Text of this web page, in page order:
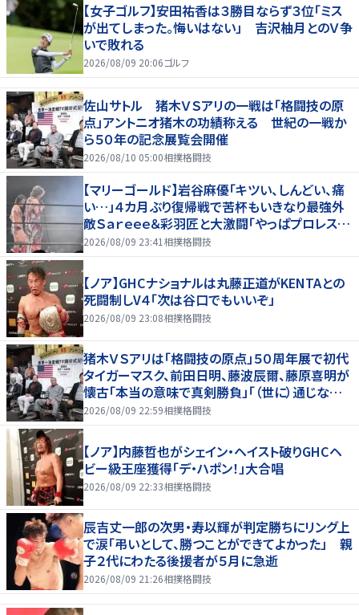
【女子ゴルフ】安田祐香は３勝目ならず３位「ミス
が出てしまった。悔いはない」 吉沢柚月とのＶ争
いで敗れる
2026/08/09 20:06ゴルフ
佐山サトル 猪木ＶＳアリの一戦は「格闘技の原
点」アントニオ猪木の功績称える 世紀の一戦か
ら５０年の記念展覧会開催
2026/08/10 05:00相撲格闘技
【マリーゴールド】岩谷麻優「キツい、しんどい、痛
い…」４カ月ぶり復帰戦で苦杯もいきなり最強外
敵Ｓａｒｅｅｅ＆彩羽匠と大激闘「やっぱプロレス大
好き」
2026/08/09 23:41 相撲格闘技
【ノア】GHCナショナルは丸藤正道がKENTAとの
死闘制しV４「次は谷口でもいいぞ」
2026/08/09 23:08相撲格闘技
猪木ＶＳアリは「格闘技の原点」５０周年展で初代
タイガーマスク、前田日明、藤波辰爾、藤原喜明が
懐古「本当の意味で真剣勝負」「（世に）通じない
歯がゆさも」
2026/08/09 22:59相撲格闘技
【ノア】内藤哲也がシェイン・ヘイスト破りGHCヘ
ビー級王座獲得「デ・ハポン！」大合唱
2026/08/09 22:33相撲格闘技
辰吉丈一郎の次男・寿以輝が判定勝ちにリング上
で涙「弔いとして、勝つことができてよかった」 親
子２代にわたる後援者が５月に急逝
2026/08/09 21:26相撲格闘技